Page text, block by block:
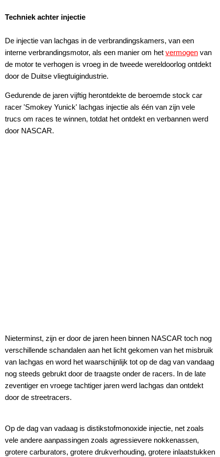
Techniek achter injectie
De injectie van lachgas in de verbrandingskamers, van een
interne verbrandingsmotor, als een manier om het vermogen van
de motor te verhogen is vroeg in de tweede wereldoorlog ontdekt
door de Duitse vliegtuigindustrie.
Gedurende de jaren vijftig herontdekte de beroemde stock car
racer 'Smokey Yunick' lachgas injectie als één van zijn vele
trucs om races te winnen, totdat het ontdekt en verbannen werd
door NASCAR.
Nieterminst, zijn er door de jaren heen binnen NASCAR toch nog
verschillende schandalen aan het licht gekomen van het misbruik
van lachgas en word het waarschijnlijk tot op de dag van vandaag
nog steeds gebrukt door de traagste onder de racers. In de late
zeventiger en vroege tachtiger jaren werd lachgas dan ontdekt
door de streetracers.
Op de dag van vadaag is distikstofmonoxide injectie, net zoals
vele andere aanpassingen zoals agressievere nokkenassen,
grotere carburators, grotere drukverhouding, grotere inlaatstukken